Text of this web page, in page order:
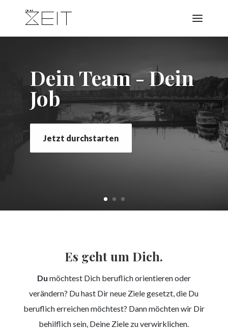
Dein Team - Dein
Job
Jetzt durchstarten
Es geht um Dich.
Du möchtest Dich beruflich orientieren oder
verändern? Du hast Dir neue Ziele gesetzt, die Du
beruflich erreichen möchtest? Dann möchten wir Dir
behilflich sein, Deine Ziele zu verwirklichen.